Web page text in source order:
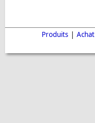
Produits | Achat